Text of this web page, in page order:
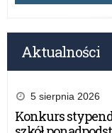
Aktualności
5 sierpnia 2026
Konkurs